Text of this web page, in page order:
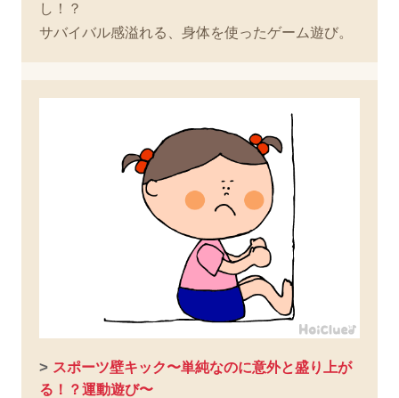
し！？
サバイバル感溢れる、身体を使ったゲーム遊び。
> スポーツ壁キック〜単純なのに意外と盛り上が
る！？運動遊び〜